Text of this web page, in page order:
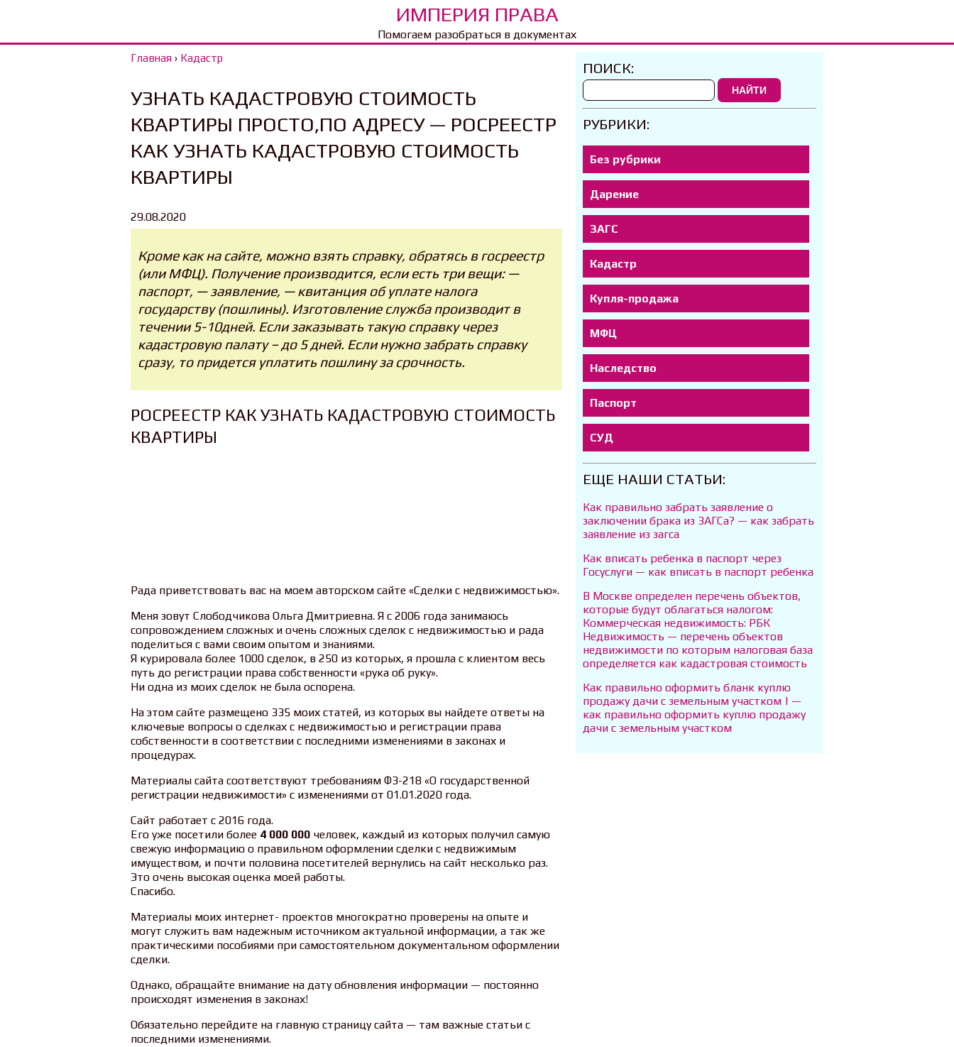
ИМПЕРИЯ ПРАВА
Помогаем разобраться в документах
Главная› Кадастр
УЗНАТЬ КАДАСТРОВУЮ СТОИМОСТЬ
КВАРТИРЫ ПРОСТО,ПО АДРЕСУ — РОСРЕЕСТР
КАК УЗНАТЬ КАДАСТРОВУЮ СТОИМОСТЬ
КВАРТИРЫ
29.08.2020
Кроме как на сайте, можно взять справку, обратясь в госреестр
(или МФЦ). Получение производится, если есть три вещи: —
паспорт, — заявление, — квитанция об уплате налога
государству (пошлины). Изготовление служба производит в
течении 5-10дней. Если заказывать такую справку через
кадастровую палату – до 5 дней. Если нужно забрать справку
сразу, то придется уплатить пошлину за срочность.
РОСРЕЕСТР КАК УЗНАТЬ КАДАСТРОВУЮ СТОИМОСТЬ
КВАРТИРЫ
Рада приветствовать вас на моем авторском сайте «Сделки с недвижимостью».
Меня зовут Слободчикова Ольга Дмитриевна. Я с 2006 года занимаюсь
сопровождением сложных и очень сложных сделок с недвижимостью и рада
поделиться с вами своим опытом и знаниями.
Я курировала более 1000 сделок, в 250 из которых, я прошла с клиентом весь
путь до регистрации права собственности «рука об руку».
Ни одна из моих сделок не была оспорена.
На этом сайте размещено 335 моих статей, из которых вы найдете ответы на
ключевые вопросы о сделках с недвижимостью и регистрации права
собственности в соответствии с последними изменениями в законах и
процедурах.
Материалы сайта соответствуют требованиям ФЗ-218 «О государственной
регистрации недвижимости» с изменениями от 01.01.2020 года.
Сайт работает с 2016 года.
Его уже посетили более 4 000 000человек, каждый из которых получил самую
свежую информацию о правильном оформлении сделки с недвижимым
имуществом, и почти половина посетителей вернулись на сайт несколько раз.
Это очень высокая оценка моей работы.
Спасибо.
Материалы моих интернет- проектов многократно проверены на опыте и
могут служить вам надежным источником актуальной информации, а так же
практическими пособиями при самостоятельном документальном оформлении
сделки.
Однако, обращайте внимание на дату обновления информации — постоянно
происходят изменения в законах!
Обязательно перейдите на главную страницу сайта — там важные статьи с
последними изменениями.
ПОИСК:
НАЙТИ
РУБРИКИ:
Без рубрики
Дарение
ЗАГС
Кадастр
Купля-продажа
МФЦ
Наследство
Паспорт
СУД
ЕЩЕ НАШИ СТАТЬИ:
Как правильно забрать заявление о
заключении брака из ЗАГСа? — как забрать
заявление из загса
Как вписать ребенка в паспорт через
Госуслуги — как вписать в паспорт ребенка
В Москве определен перечень объектов,
которые будут облагаться налогом:
Коммерческая недвижимость: РБК
Недвижимость — перечень объектов
недвижимости по которым налоговая база
определяется как кадастровая стоимость
Как правильно оформить бланк куплю
продажу дачи с земельным участком | —
как правильно оформить куплю продажу
дачи с земельным участком